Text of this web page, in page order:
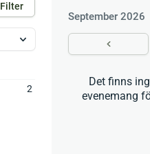
Filter
2
September 2026
Det finns
evenemang